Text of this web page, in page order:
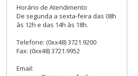
Horário de Atendimento
De segunda a sexta-feira das 08h
às 12h e das 14h às 18h.
Telefone: (0xx48) 3721.9200
Fax: (0xx48) 3721.9952
Email: